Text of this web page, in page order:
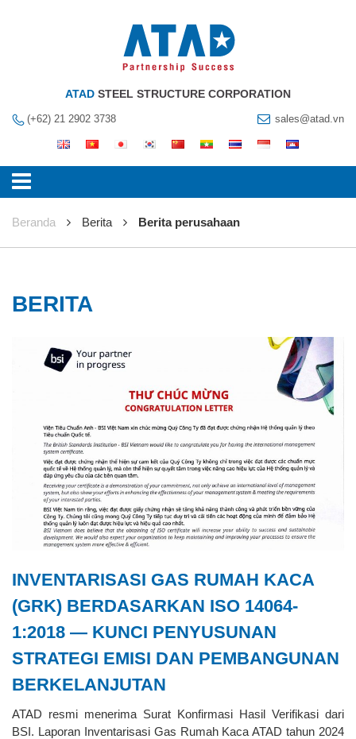
ATAD STEEL STRUCTURE CORPORATION
(+62) 21 2902 3738 sales@atad.vn
Beranda Berita Berita perusahaan
BERITA
INVENTARISASI GAS RUMAH KACA
(GRK) BERDASARKAN ISO 14064-
1:2018 — KUNCI PENYUSUNAN
STRATEGI EMISI DAN PEMBANGUNAN
BERKELANJUTAN
ATAD resmi menerima Surat Konfirmasi Hasil Verifikasi dari
BSI. Laporan Inventarisasi Gas Rumah Kaca ATAD tahun 2024